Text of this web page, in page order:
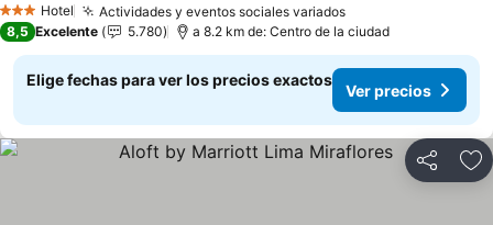
3 Estrellas
Hotel Actividades y eventos sociales variados
8,5 Excelente 5.780 a 8.2 km de: Centro de la ciudad
Elige fechas para ver los precios exactos
Ver precios
Compartir